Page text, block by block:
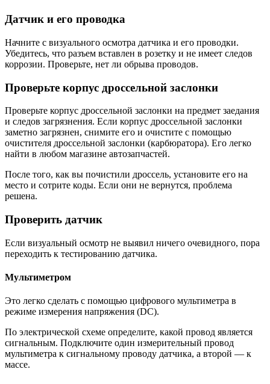
Датчик и его проводка
Начните с визуального осмотра датчика и его проводки.
Убедитесь, что разъем вставлен в розетку и не имеет следов
коррозии. Проверьте, нет ли обрыва проводов.
Проверьте корпус дроссельной заслонки
Проверьте корпус дроссельной заслонки на предмет заедания
и следов загрязнения. Если корпус дроссельной заслонки
заметно загрязнен, снимите его и очистите с помощью
очистителя дроссельной заслонки (карбюратора). Его легко
найти в любом магазине автозапчастей.
После того, как вы почистили дроссель, установите его на
место и сотрите коды. Если они не вернутся, проблема
решена.
Проверить датчик
Если визуальный осмотр не выявил ничего очевидного, пора
переходить к тестированию датчика.
Мультиметром
Это легко сделать с помощью цифрового мультиметра в
режиме измерения напряжения (DC).
По электрической схеме определите, какой провод является
сигнальным. Подключите один измерительный провод
мультиметра к сигнальному проводу датчика, а второй — к
массе.